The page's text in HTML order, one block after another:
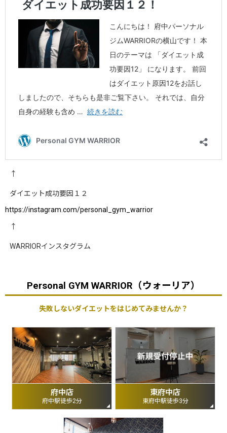
↑
ダイエット成功要因１２
https://instagram.com/personal_gym_warrior
↑
WARRIORインスタグラム
Personal GYM WARRIOR（ウォーリア）
失敗しないダイエットをはじめてみませんか？
府中店
府中駅徒歩2分
東府中店
東府中駅徒歩3分